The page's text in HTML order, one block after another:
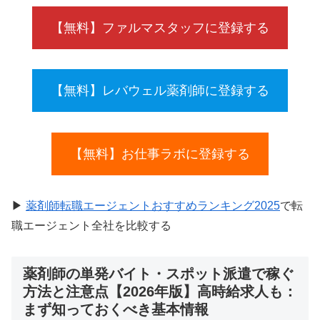
【無料】ファルマスタッフに登録する
【無料】レバウェル薬剤師に登録する
【無料】お仕事ラボに登録する
▶ 薬剤師転職エージェントおすすめランキング2025で転
職エージェント全社を比較する
薬剤師の単発バイト・スポット派遣で稼ぐ
方法と注意点【2026年版】高時給求人も：
まず知っておくべき基本情報